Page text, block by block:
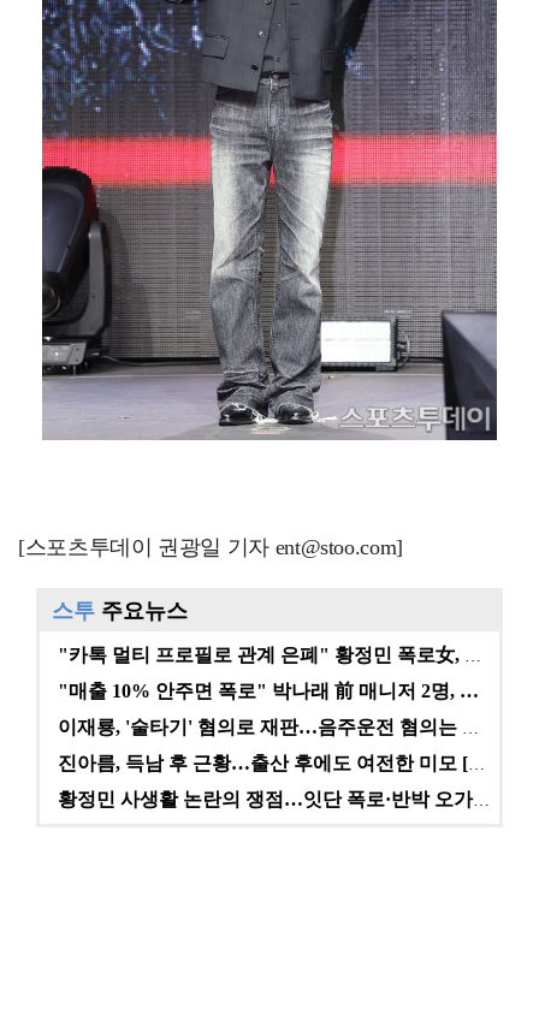
[스포츠투데이 권광일 기자 ent@stoo.com]
스투 주요뉴스
"매출 10% 안주면 폭로" 박나래 前 매니저 2명, …
황정민 사생활 논란의 쟁점…잇단 폭로·반박 오가는 소모…